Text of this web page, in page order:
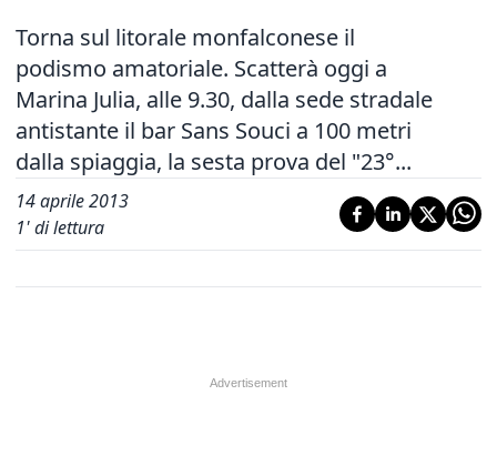
Torna sul litorale monfalconese il
podismo amatoriale. Scatterà oggi a
Marina Julia, alle 9.30, dalla sede stradale
antistante il bar Sans Souci a 100 metri
dalla spiaggia, la sesta prova del "23°...
14 aprile 2013
1' di lettura